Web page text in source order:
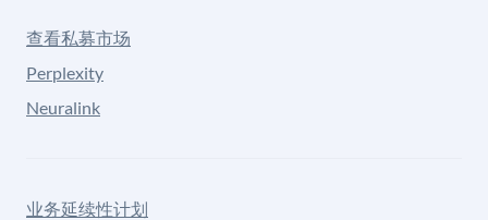
查看私募市场
Perplexity
Neuralink
业务延续性计划